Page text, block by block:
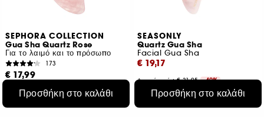
SEPHORA COLLECTION
Gua Sha Quartz Rose
Για το λαιμό και το πρόσωπο
173
€ 17,99
Προσθήκη στο καλάθι
SEASONLY
Quartz Gua Sha
Facial Gua Sha
€ 19,17
Αρχική τιμή : € 31,95 -40%
Προσθήκη στο καλάθι